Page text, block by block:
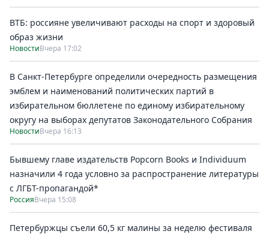
ВТБ: россияне увеличивают расходы на спорт и здоровый
образ жизни
НовостиВчера 17:02
В Санкт-Петербурге определили очередность размещения
эмблем и наименований политических партий в
избирательном бюллетене по единому избирательному
округу на выборах депутатов Законодательного Собрания
НовостиВчера 16:13
Бывшему главе издательств Popcorn Books и Individuum
назначили 4 года условно за распространение литературы
с ЛГБТ-пропагандой*
РоссияВчера 15:08
Петербуржцы съели 60,5 кг малины за неделю фестиваля